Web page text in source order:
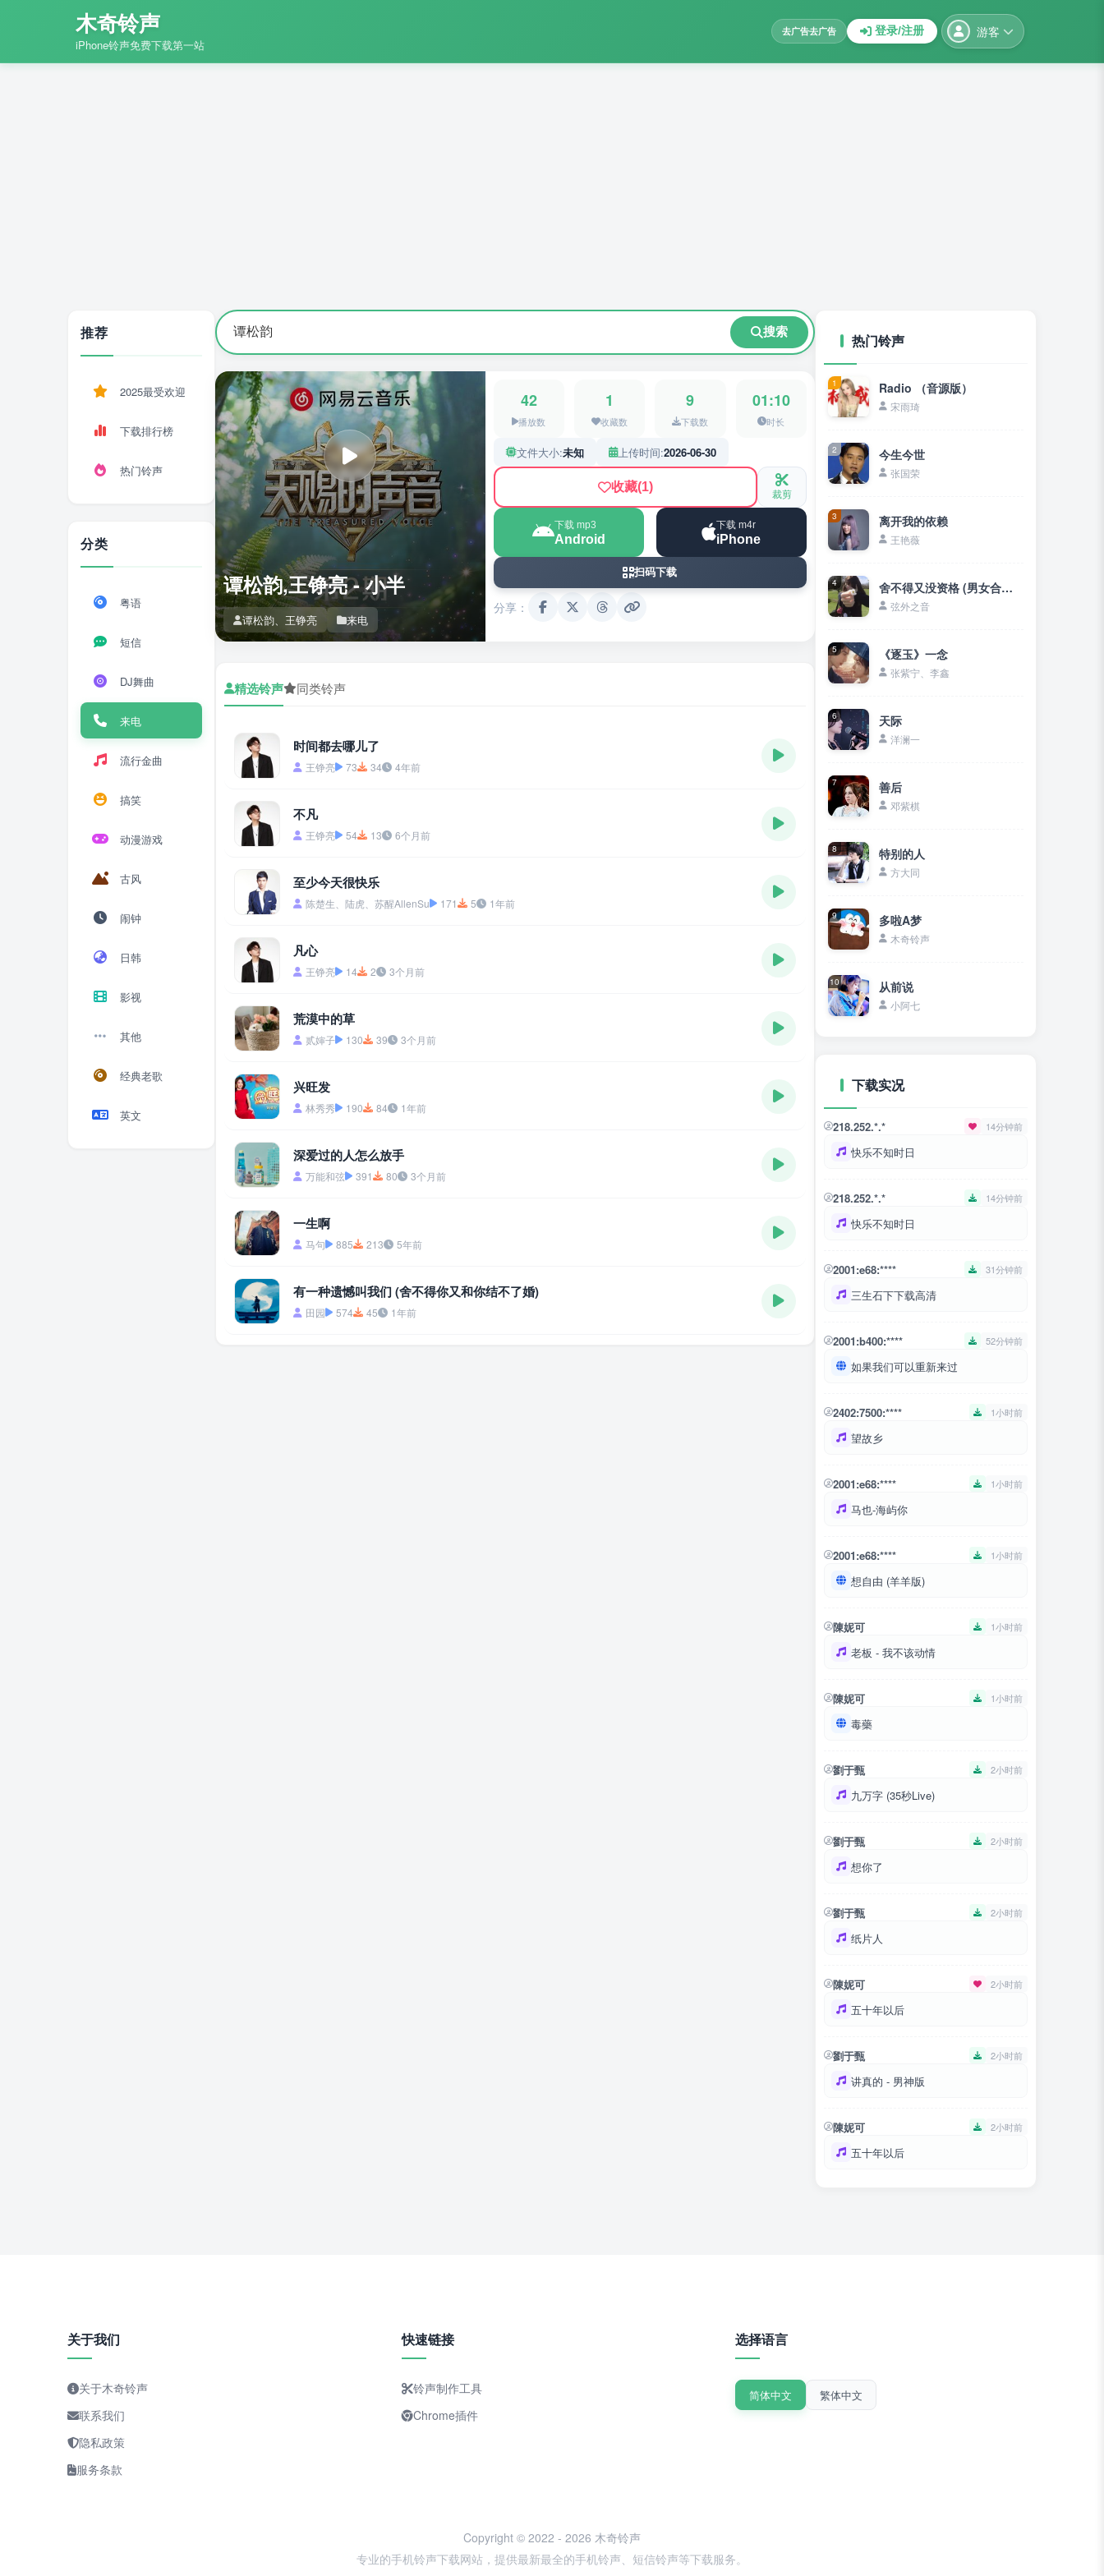
木奇铃声
iPhone铃声免费下载第一站
去广告去广告 登录/注册 游客
推荐
2025最受欢迎
下载排行榜
热门铃声
分类
粤语
短信
DJ舞曲
来电
流行金曲
搞笑
动漫游戏
古风
闹钟
日韩
影视
其他
经典老歌
英文
搜索
谭松韵,王铮亮 - 小半
谭松韵、王铮亮 来电
42
播放数
1
收藏数
9
下载数
01:10
时长
文件大小:未知 上传时间:2026-06-30
收藏(1) 裁剪
下载 mp3
Android
下载 m4r
iPhone
扫码下载
分享：
精选铃声 同类铃声
时间都去哪儿了
王铮亮 73 34 4年前
不凡
王铮亮 54 13 6个月前
至少今天很快乐
陈楚生、陆虎、苏醒AllenSu 171 5 1年前
凡心
王铮亮 14 2 3个月前
荒漠中的草
贰婶子 130 39 3个月前
兴旺发
林秀秀 190 84 1年前
深爱过的人怎么放手
万能和弦 391 80 3个月前
一生啊
马句 885 213 5年前
有一种遗憾叫我们 (舍不得你又和你结不了婚)
田园 574 45 1年前
热门铃声
1 Radio （音源版）
宋雨琦
2 今生今世
张国荣
3 离开我的依赖
王艳薇
4 舍不得又没资格 (男女合唱版)
弦外之音
5 《逐玉》一念
张紫宁、李鑫
6 天际
洋澜一
7 善后
邓紫棋
8 特别的人
方大同
9 多啦A梦
木奇铃声
10 从前说
小阿七
下载实况
218.252.*.* 14分钟前
快乐不知时日
218.252.*.* 14分钟前
快乐不知时日
2001:e68:**** 31分钟前
三生石下下载高清
2001:b400:**** 52分钟前
如果我们可以重新来过
2402:7500:**** 1小时前
望故乡
2001:e68:**** 1小时前
马也-海屿你
2001:e68:**** 1小时前
想自由 (羊羊版)
陳妮可 1小时前
老板 - 我不该动情
陳妮可 1小时前
毒藥
劉于甄 2小时前
九万字 (35秒Live)
劉于甄 2小时前
想你了
劉于甄 2小时前
纸片人
陳妮可 2小时前
五十年以后
劉于甄 2小时前
讲真的 - 男神版
陳妮可 2小时前
五十年以后
关于我们
关于木奇铃声
联系我们
隐私政策
服务条款
快速链接
铃声制作工具
Chrome插件
选择语言
简体中文 繁体中文
Copyright © 2022 - 2026 木奇铃声
专业的手机铃声下载网站，提供最新最全的手机铃声、短信铃声等下载服务。